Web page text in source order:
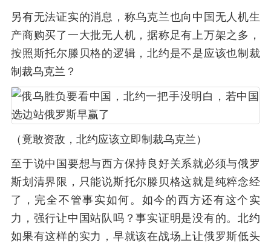
另有无法证实的消息，称乌克兰也向中国无人机生
产商购买了一大批无人机，据称足有上万架之多，
按照斯托尔滕贝格的逻辑，北约是不是应该也制裁
制裁乌克兰？
（竟敢资敌，北约应该立即制裁乌克兰）
至于说中国要想与西方保持良好关系就必须与俄罗
斯划清界限，只能说斯托尔滕贝格这就是纯粹念经
了，完全不管事实如何。如今的西方还有这个实
力，强行让中国站队吗？事实证明是没有的。北约
如果有这样的实力，早就该在战场上让俄罗斯低头